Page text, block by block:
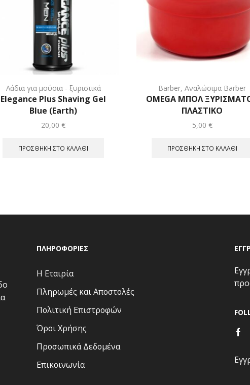
Λάδια για μούσια - ξυριστικά
Elegance Plus Shaving Gel
Blue (Earth)
20,00€
ΠΡΟΣΘΉΚΗ ΣΤΟ ΚΑΛΆΘΙ
Barber,Αναλώσιμα Barber
OMEGA ΜΠΟΛ
ΠΛΑΣΤΙΚΟ
5,00 €
ΠΡΟΣΘΉΚΗ ΣΤΟ ΚΑΛΆΘΙ
ΠΛΗΡΟΦΟΡΊΕΣ
Η Εταιρία
Πληρωμές και Αποστολές
Πολιτική Επιστροφών
Όροι Χρήσης
Προσωπικά Δεδομένα
Επικοινωνία